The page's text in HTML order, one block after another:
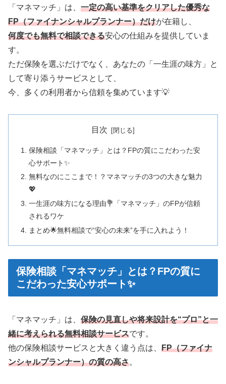
「マネマッチ」は、 一定の高い基準をクリアした優秀な
FP（ファイナンシャルプランナー）だけが在籍し、
何度でも無料で相談できる安心の仕組みを提供していま
す。
ただ保険を選ぶだけでなく、あなたの「一生涯の味方」と
して寄り添うサービスとして、
今、多くの利用者から信頼を集めています💡
目次
保険相談「マネマッチ」とは？FPの質にこだわった安
心サポート✨
無料なのにここまで！？マネマッチの3つの大きな魅力
💖
一生涯の味方になる理由💐「マネマッチ」のFPが信頼
されるワケ
まとめ🌟無料相談で“安心の未来”を手に入れよう！
保険相談「マネマッチ」とは？FPの質に
こだわった安心サポート✨
「マネマッチ」は、 保険の見直しや将来設計を“プロ”と一
緒に考えられる無料相談サービスです。
他の保険相談サービスと大きく違う点は、 FP（ファイナ
ンシャルプランナー）の質の高さ。